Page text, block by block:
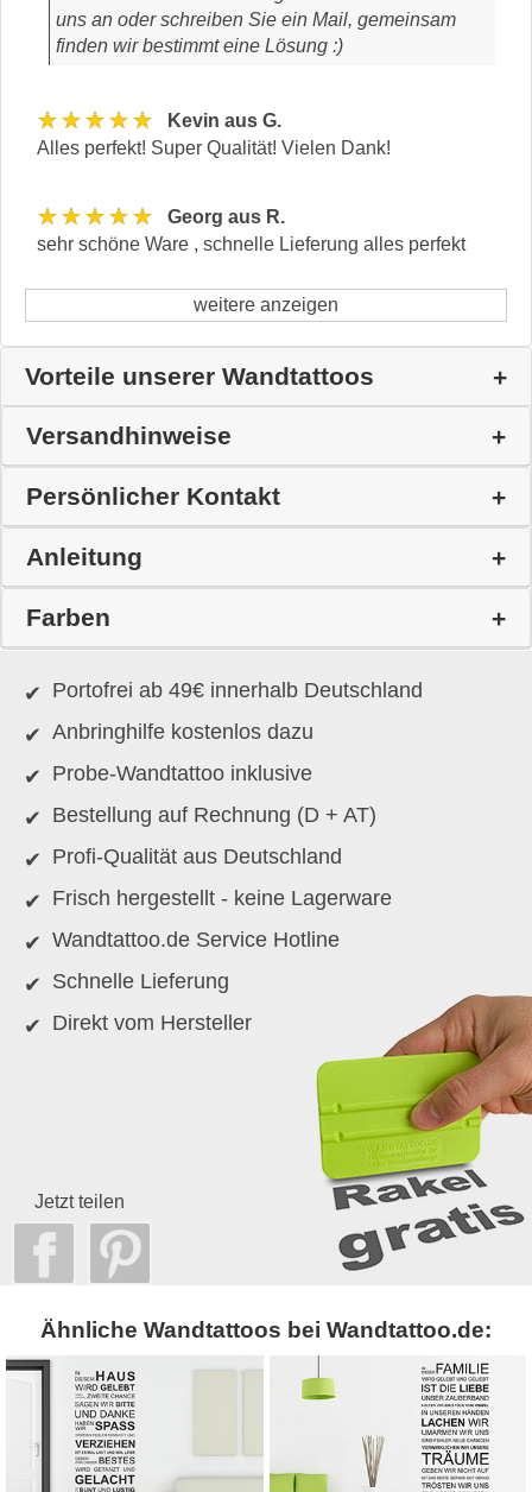
uns an oder schreiben Sie ein Mail, gemeinsam
finden wir bestimmt eine Lösung :)
★★★★★
Kevin aus G.
Alles perfekt! Super Qualität! Vielen Dank!
★★★★★
Georg aus R.
sehr schöne Ware , schnelle Lieferung alles perfekt
weitere anzeigen
Vorteile unserer Wandtattoos
Versandhinweise
Persönlicher Kontakt
Anleitung
Farben
Portofrei ab 49€ innerhalb Deutschland
Anbringhilfe kostenlos dazu
Probe-Wandtattoo inklusive
Bestellung auf Rechnung (D + AT)
Profi-Qualität aus Deutschland
Frisch hergestellt - keine Lagerware
Wandtattoo.de Service Hotline
Schnelle Lieferung
Direkt vom Hersteller
Jetzt teilen
Ähnliche Wandtattoos bei Wandtattoo.de: